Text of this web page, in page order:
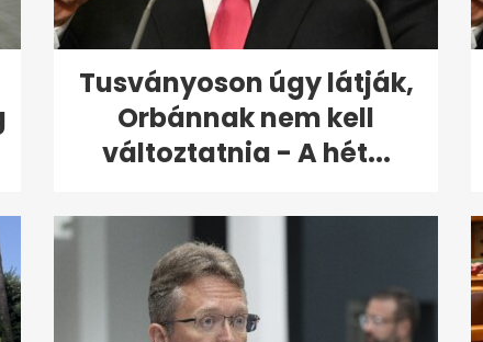
Tusványoson úgy látják,
Orbánnak nem kell
változtatnia - A hét...